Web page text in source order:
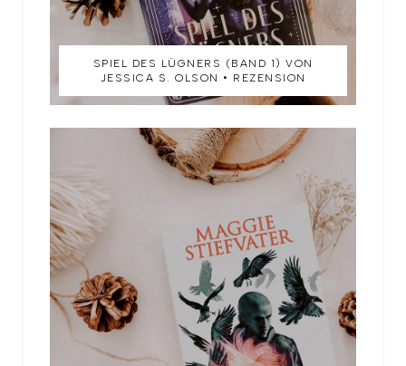
SPIEL DES LÜGNERS (BAND 1) VON
JESSICA S. OLSON • REZENSION